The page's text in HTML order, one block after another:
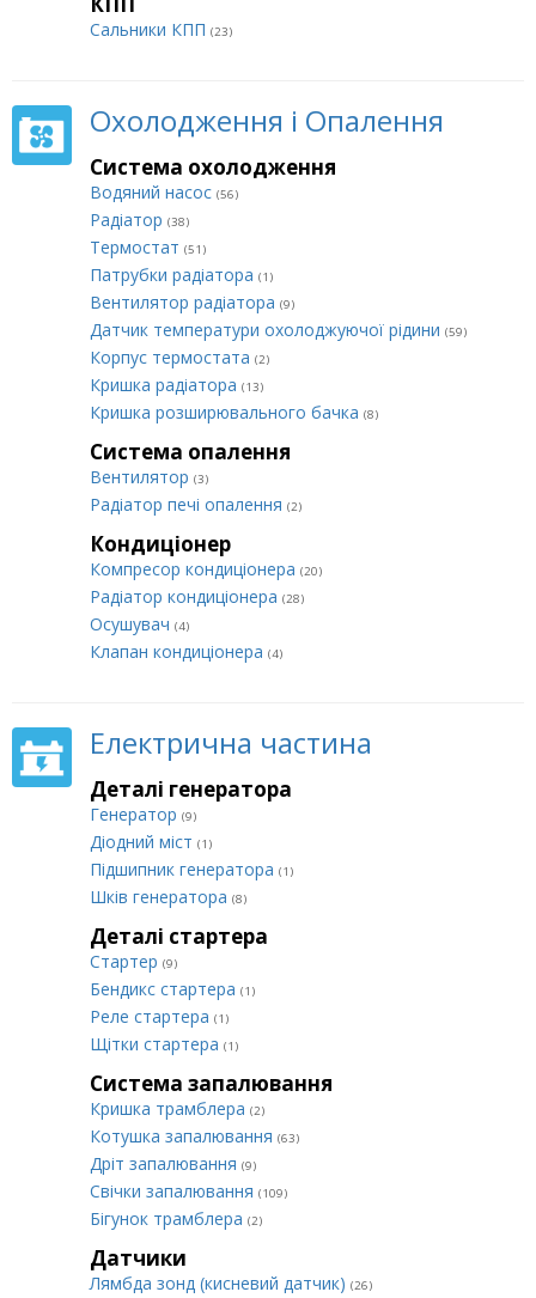
Сальники КПП (23)
Охолодження і Опалення
Система охолодження
Водяний насос (56)
Радіатор (38)
Термостат (51)
Патрубки радіатора (1)
Вентилятор радіатора (9)
Датчик температури охолоджуючої рідини (59)
Корпус термостата (2)
Кришка радіатора (13)
Кришка розширювального бачка (8)
Система опалення
Вентилятор (3)
Радіатор печі опалення (2)
Кондиціонер
Компресор кондиціонера (20)
Радіатор кондиціонера (28)
Осушувач (4)
Клапан кондиціонера (4)
Електрична частина
Деталі генератора
Генератор (9)
Діодний міст (1)
Підшипник генератора (1)
Шків генератора (8)
Деталі стартера
Стартер (9)
Бендикс стартера (1)
Реле стартера (1)
Щітки стартера (1)
Система запалювання
Кришка трамблера (2)
Котушка запалювання (63)
Дріт запалювання (9)
Свічки запалювання (109)
Бігунок трамблера (2)
Датчики
Лямбда зонд (кисневий датчик) (26)